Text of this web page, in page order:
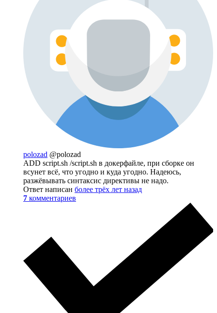
polozad @polozad
ADD script.sh /script.sh в докерфайле, при сборке он
всунет всё, что угодно и куда угодно. Надеюсь,
разжёвывать синтаксис директивы не надо.
Ответ написан более трёх лет назад
7 комментариев